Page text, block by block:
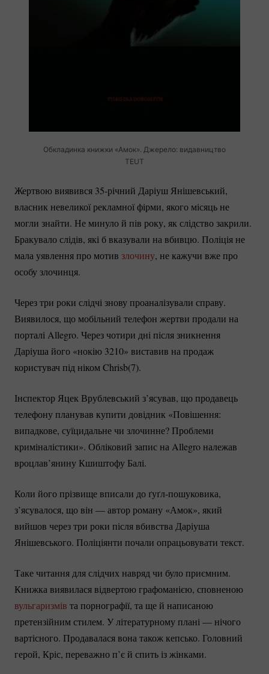
Обкладинка книжки «Амок». Джерело: видавництво
TEUT
Жертвою виявився 35-річний Даріуш Янішевський,
власник невеликої рекламної фірми, якого місяць не
могли знайти. Не минуло й пів року, як слідство закрили.
Бракувало слідів, які б вказували на вбивцю. Поліція не
мала уявлення про мотив злочину, не кажучи вже про
особу злочинця.
Через три роки слідчі знову проаналізували справу.
Виявилося, що мобільний телефон жертви продали на
порталі Allegro. Через чотири дні після зникнення
Даріуша його «нокію 3210» виставив на продаж
користувач під ніком Chrisb(7).
Інспектор Яцек Врублевський з’ясував, що продавець
телефону планував купити довідник «Повішення:
випадкове, суїцидальне чи злочинне? Проблеми
криміналістики». Обліковий запис на Allegro належав
вроцлав’янину Кшиштофу Балі.
Коли його прізвище вписали до ґуґл-пошуковика,
з’ясувалося, що він — автор роману «Амок», який
вийшов через три роки після вбивства Даріуша
Янішевського. Поліціянти почали опрацьовувати текст.
Таке читання для слідчих навряд чи було приємним.
Книжка виявилася відвертою графоманією, сповненою
вульгаризмів та порнографії, та ще й написаною
претензійним стилем. У літературному плані — нічого
вартісного. Продавалася вона також кепсько. Головний
герой, Кріс, переважно п’є й спить із жінками.